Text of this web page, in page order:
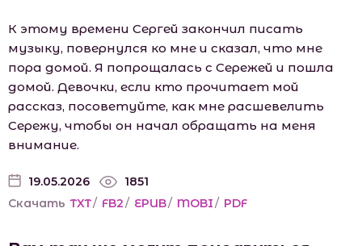
К этому времени Сергей закончил писать
музыку, повернулся ко мне и сказал, что мне
пора домой. Я попрощалась с Сережей и пошла
домой. Девочки, если кто прочитает мой
рассказ, посоветуйте, как мне расшевелить
Сережу, чтобы он начал обращать на меня
внимание.
19.05.2026
1851
Скачать TXT/ FB2/ EPUB/ MOBI/ PDF